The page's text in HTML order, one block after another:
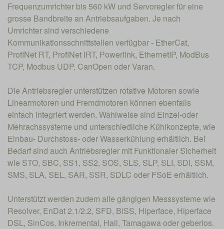
Frequenzumrichter bis 560 kW und Servoregler für eine
grosse Bandbreite an Antriebsaufgaben. Je nach
Umrichter sind verschiedene
Kommunikationsschnittstellen verfügbar - EtherCat,
ProfiNet RT, ProfiNet IRT, Powerlink, EthernetIP, ModBus
TCP, Modbus UDP, CanOpen oder Varan.
Die Antriebsregler unterstützen rotative Motoren sowie
Linearmotoren und Fremdmotoren können ebenfalls
einfach integriert werden. Wahlweise sind Einzel-oder
Mehrachssysteme und unterschiedliche Kühlkonzepte, wie
Einbau- Durchstoss- oder Wasserkühlung erhältlich. Bei
Bedarf sind auch Antriebsregler mit Funktionaler Sicherheit
wie STO, SBC, SS1, SS2, SOS, SLS, SLP, SLI, SDI, SSM,
SMS, SLA, SEL, SAR, SSR, SDLC oder FSoE erhältlich.
Unterstützt werden zudem alle gängigen Messsysteme wie
Resolver, EnDat 2.1/2.2, SFD, BiSS, Hiperface, Hiperface
DSL, SinCos, Inkremental, Hall, Tamagawa oder geberlos.